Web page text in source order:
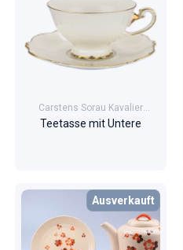
Carstens Sorau Kavalier
Goldranke
Teetasse mit Untere
Ausverkauft